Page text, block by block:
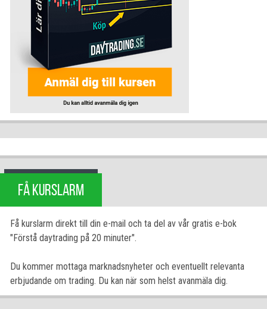
FÅ KURSLARM
Få kurslarm direkt till din e-mail och ta del av vår gratis e-bok
"Förstå daytrading på 20 minuter".
Du kommer mottaga marknadsnyheter och eventuellt relevanta
erbjudande om trading. Du kan när som helst avanmäla dig.